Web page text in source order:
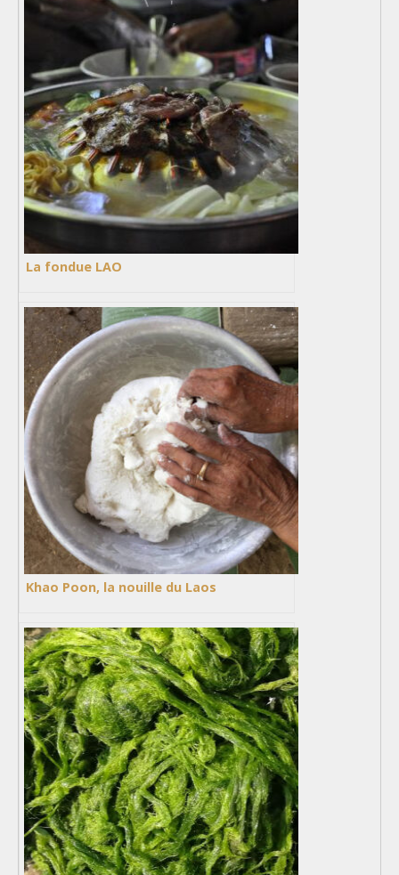
La fondue LAO
Khao Poon, la nouille du Laos